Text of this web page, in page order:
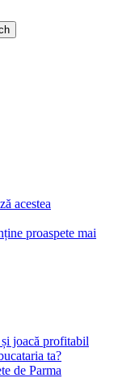
acestea
proaspete mai
joacă profitabil
ta?
de Parma